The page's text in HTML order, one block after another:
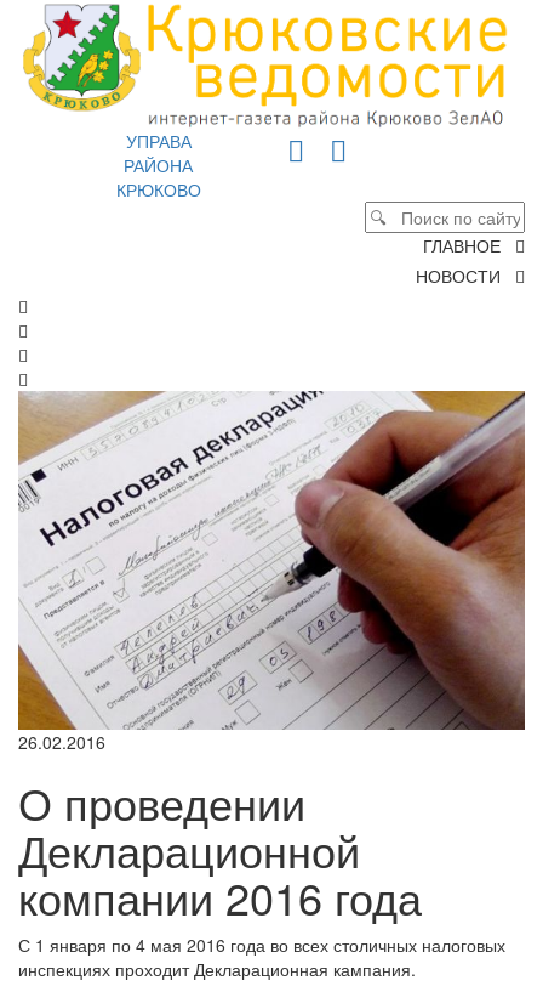
УПРАВА
РАЙОНА
КРЮКОВО
ГЛАВНОЕ
НОВОСТИ
26.02.2016
О проведении
Декларационной
компании 2016 года
С 1 января по 4 мая 2016 года во всех столичных налоговых
инспекциях проходит Декларационная кампания.